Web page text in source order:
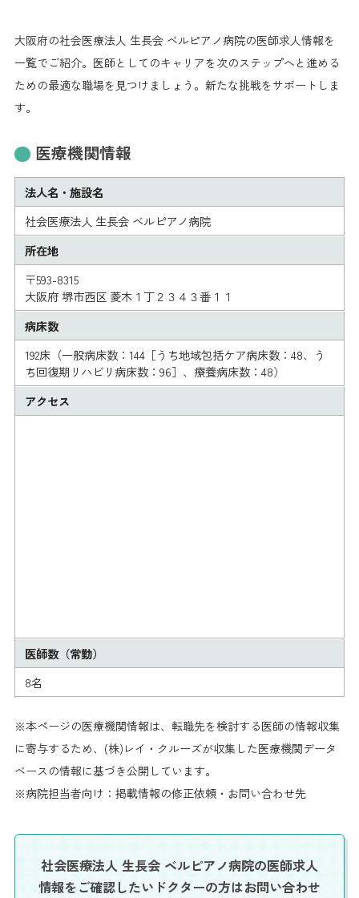
大阪府の社会医療法人 生長会 ベルピアノ病院の医師求人情報を
一覧でご紹介。医師としてのキャリアを次のステップへと進める
ための最適な職場を見つけましょう。新たな挑戦をサポートしま
す。
医療機関情報
法人名・施設名
社会医療法人 生長会 ベルピアノ病院
所在地
〒593-8315
大阪府 堺市西区 菱木１丁２３４３番１１
病床数
192床（一般病床数：144［うち地域包括ケア病床数：48、う
ち回復期リハビリ病床数：96］、療養病床数：48）
アクセス
医師数（常勤）
8名
※本ページの医療機関情報は、転職先を検討する医師の情報収集
に寄与するため、(株)レイ・クルーズが収集した医療機関データ
ベースの情報に基づき公開しています。
※病院担当者向け：掲載情報の修正依頼・お問い合わせ先
社会医療法人 生長会 ベルピアノ病院の医師求人
情報をご確認したいドクターの方はお問い合わせ